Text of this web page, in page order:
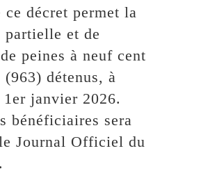
ce décret permet la
partielle et de
peines à neuf cent
détenus, à
1er janvier 2026.
bénéficiaires sera
Journal Officiel du